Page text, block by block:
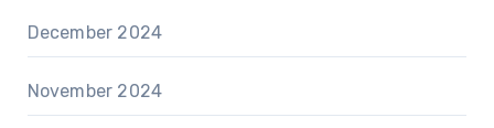
December 2024
November 2024